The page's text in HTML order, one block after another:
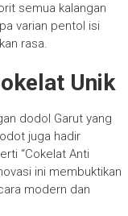
semua kalangan
varian pentol isi
rasa.
Unik
dodol Garut yang
juga hadir
“Cokelat Anti
ini membuktikan
modern dan